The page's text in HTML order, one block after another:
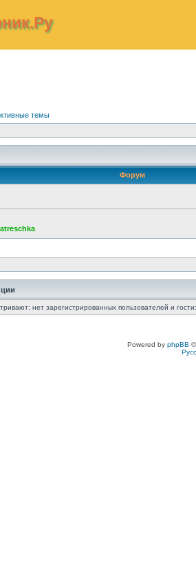
темы
Форум
нет зарегистрированных пользователей и
Powered by phpBB